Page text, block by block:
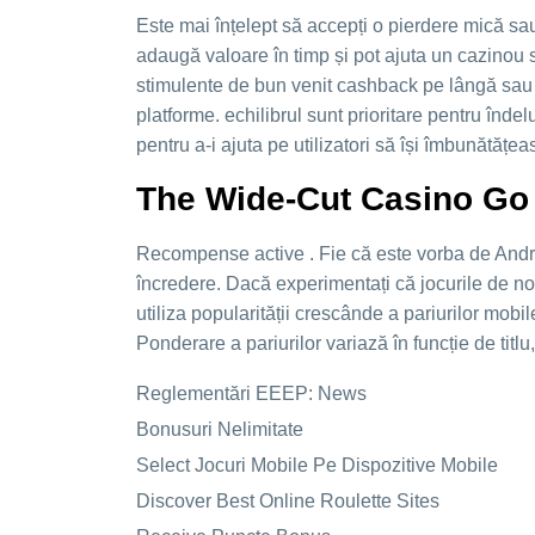
Este mai înțelept să accepți o pierdere mică
adaugă valoare în timp și pot ajuta un
stimulente de bun venit cashback pe lângă
platforme. echilibrul sunt prioritare pentru
pentru a-i ajuta pe utilizatori să își
The Wide-Cut Casino
Recompense active . Fie că este vorba de
încredere. Dacă experimentați că jocurile de
utiliza popularității crescânde a pariurilor
Ponderare a pariurilor variază în funcție de
Reglementări EEEP: News
Bonusuri Nelimitate
Select Jocuri Mobile Pe Dispozitive Mobile
Discover Best Online Roulette Sites